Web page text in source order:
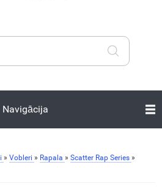
Navigācija
» Vobleri » Rapala » Scatter Rap Series »